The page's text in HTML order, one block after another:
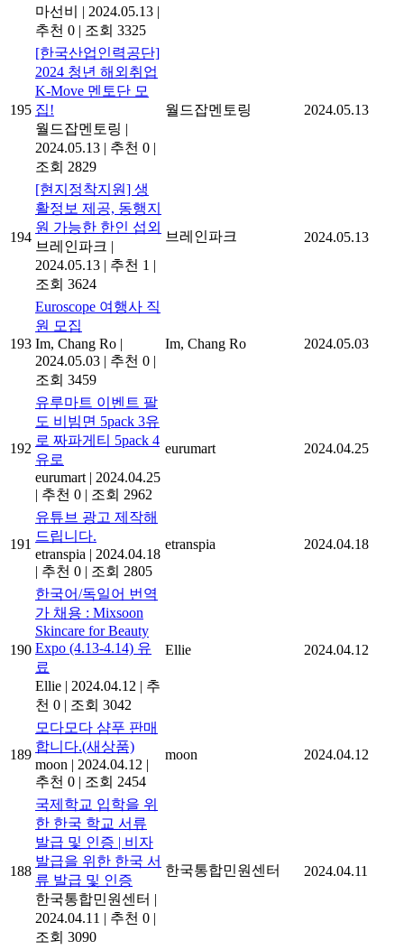
마선비 | 2024.05.13 |
추천 0 | 조회 3325
195
[한국산업인력공단]
2024 청년 해외취업
K-Move 멘토단 모
집!
월드잡멘토링 |
2024.05.13 | 추천 0 |
조회 2829
월드잡멘토링 2024.05.13
194
[현지정착지원] 생
활정보 제공, 동행지
원 가능한 한인 섭외
브레인파크 |
2024.05.13 | 추천 1 |
조회 3624
브레인파크 2024.05.13
193
Euroscope 여행사 직
원 모집
Im, Chang Ro |
2024.05.03 | 추천 0 |
조회 3459
Im, Chang Ro 2024.05.03
192
유루마트 이벤트 팔
도 비빔면 5pack 3유
로 짜파게티 5pack 4
유로
eurumart | 2024.04.25
| 추천 0 | 조회 2962
eurumart 2024.04.25
191
유튜브 광고 제작해
드립니다.
etranspia | 2024.04.18
| 추천 0 | 조회 2805
etranspia 2024.04.18
190
한국어/독일어 번역
가 채용 : Mixsoon
Skincare for Beauty
Expo (4.13-4.14) 유
료
Ellie | 2024.04.12 | 추
천 0 | 조회 3042
Ellie 2024.04.12
189
모다모다 샴푸 판매
합니다.(새상품)
moon | 2024.04.12 |
추천 0 | 조회 2454
moon 2024.04.12
188
국제학교 입학을 위
한 한국 학교 서류
발급 및 인증 | 비자
발급을 위한 한국 서
류 발급 및 인증
한국통합민원센터 |
2024.04.11 | 추천 0 |
조회 3090
한국통합민원센터 2024.04.11